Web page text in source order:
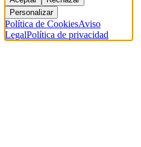
Personalizar
Política de CookiesAviso
LegalPolítica de privacidad